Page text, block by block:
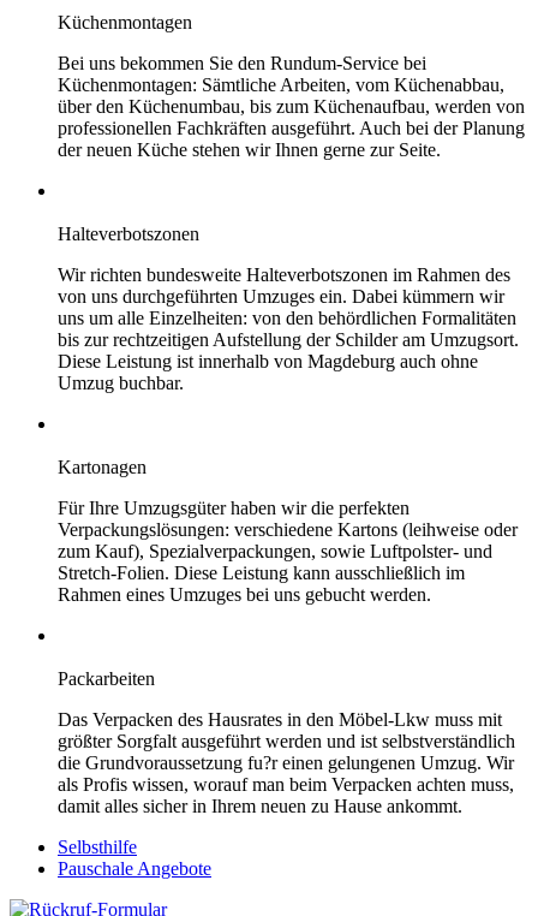
Küchenmontagen
Bei uns bekommen Sie den Rundum-Service bei
Küchenmontagen: Sämtliche Arbeiten, vom Küchenabbau,
über den Küchenumbau, bis zum Küchenaufbau, werden von
professionellen Fachkräften ausgeführt. Auch bei der Planung
der neuen Küche stehen wir Ihnen gerne zur Seite.
Halteverbotszonen
Wir richten bundesweite Halteverbotszonen im Rahmen des
von uns durchgeführten Umzuges ein. Dabei kümmern wir
uns um alle Einzelheiten: von den behördlichen Formalitäten
bis zur rechtzeitigen Aufstellung der Schilder am Umzugsort.
Diese Leistung ist innerhalb von Magdeburg auch ohne
Umzug buchbar.
Kartonagen
Für Ihre Umzugsgüter haben wir die perfekten
Verpackungslösungen: verschiedene Kartons (leihweise oder
zum Kauf), Spezialverpackungen, sowie Luftpolster- und
Stretch-Folien. Diese Leistung kann ausschließlich im
Rahmen eines Umzuges bei uns gebucht werden.
Packarbeiten
Das Verpacken des Hausrates in den Möbel-Lkw muss mit
größter Sorgfalt ausgeführt werden und ist selbstverständlich
die Grundvoraussetzung fu?r einen gelungenen Umzug. Wir
als Profis wissen, worauf man beim Verpacken achten muss,
damit alles sicher in Ihrem neuen zu Hause ankommt.
Selbsthilfe
Pauschale Angebote